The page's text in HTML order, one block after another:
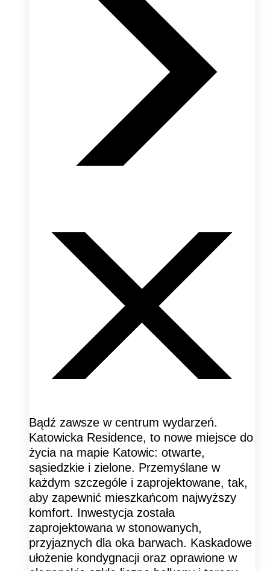
Bądź zawsze w centrum wydarzeń.
Katowicka Residence, to nowe miejsce do
życia na mapie Katowic: otwarte,
sąsiedzkie i zielone. Przemyślane w
każdym szczególe i zaprojektowane, tak,
aby zapewnić mieszkańcom najwyższy
komfort. Inwestycja została
zaprojektowana w stonowanych,
przyjaznych dla oka barwach. Kaskadowe
ułożenie kondygnacji oraz oprawione w